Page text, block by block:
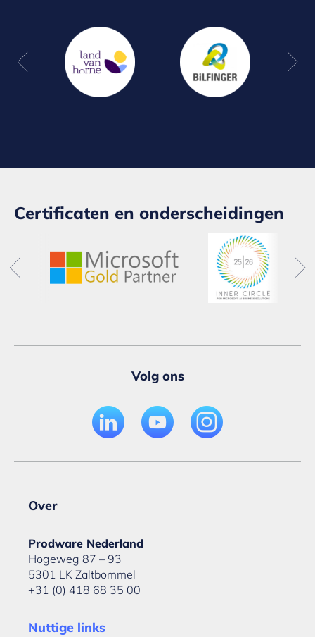
Certificaten en onderscheidingen
Volg ons
Over
Prodware Nederland
Hogeweg 87 – 93
5301 LK Zaltbommel
+31 (0) 418 68 35 00
Nuttige links